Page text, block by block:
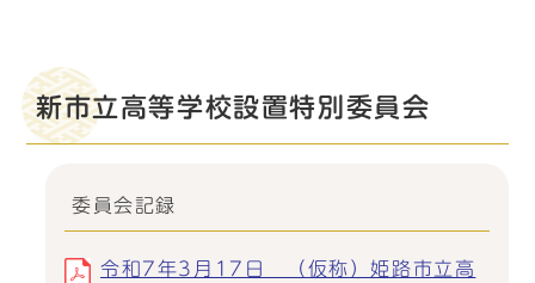
新市立高等学校設置特別委員会
委員会記録
令和7年3月17日 （仮称）姫路市立高